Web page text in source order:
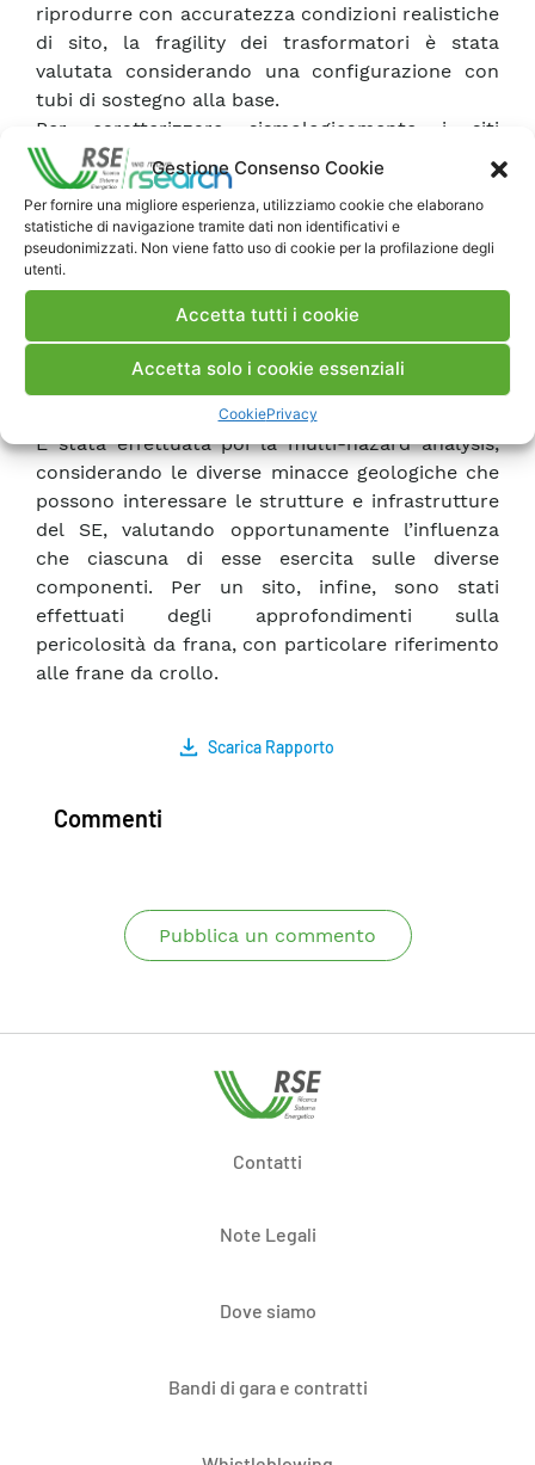
Gestione Consenso Cookie
Per fornire una migliore esperienza, utilizziamo cookie che elaborano
statistiche di navigazione tramite dati non identificativi e
pseudonimizzati. Non viene fatto uso di cookie per la profilazione degli
utenti.
Accetta tutti i cookie
Accetta solo i cookie essenziali
CookiePrivacy
riprodurre con accuratezza condizioni realistiche
di sito, la fragility dei trasformatori è stata
valutata considerando una configurazione con
tubi di sostegno alla base.
Per caratterizzare sismologicamente i siti
d’indagine, studiare i risentimenti sul territorio
delle intensità simiche e definire gli spettri di
risposta del terreno sia secondo le Norme
Tecniche delle Costruzioni vigenti sia secondo
opportune relazioni di amplificazione valide per
mappe dell’applicativo sismologico GISEQ
sviluppato nella Ricerca di Sistema considerando
classificazione sismica d’Italia.
È stata effettuata poi la multi-hazard analysis,
considerando le diverse minacce geologiche che
possono interessare le strutture e infrastrutture
del SE, valutando opportunamente l’influenza
che ciascuna di esse esercita sulle diverse
componenti. Per un sito, infine, sono stati
effettuati degli approfondimenti sulla
pericolosità da frana, con particolare riferimento
alle frane da crollo.
Scarica Rapporto
Commenti
Pubblica un commento
Contatti
Note Legali
Dove siamo
Bandi di gara e contratti